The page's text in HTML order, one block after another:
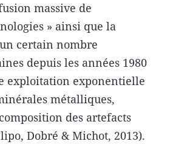
massive de
» ainsi que la
certain nombre
depuis les années 1980
exploitation exponentielle
métalliques,
des artefacts
Dobré & Michot, 2013).